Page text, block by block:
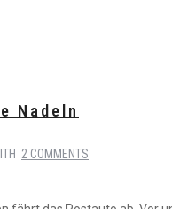
Nadeln
2 COMMENTS